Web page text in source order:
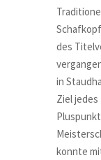
des
in
Ziel
konnte